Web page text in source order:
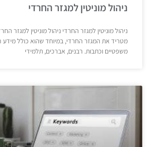
ניהול מוניטין למגזר החרדי
ניהול מוניטין למגזר החרדי ניהול מוניטין למגזר
מטריד את המגזר החרדי, במיוחד שהוא כולל מידע
משפטיים וכתבות. רבנים, אברכים, תלמידי